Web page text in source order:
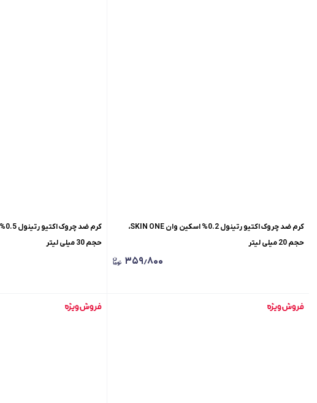
کرم ضد چروک اکتیو رتینول 0.2% اسکین وان SKIN ONE،
حجم 20 میلی لیتر
۳۵۹٫۸۰۰
حجم 30 میلی لیتر